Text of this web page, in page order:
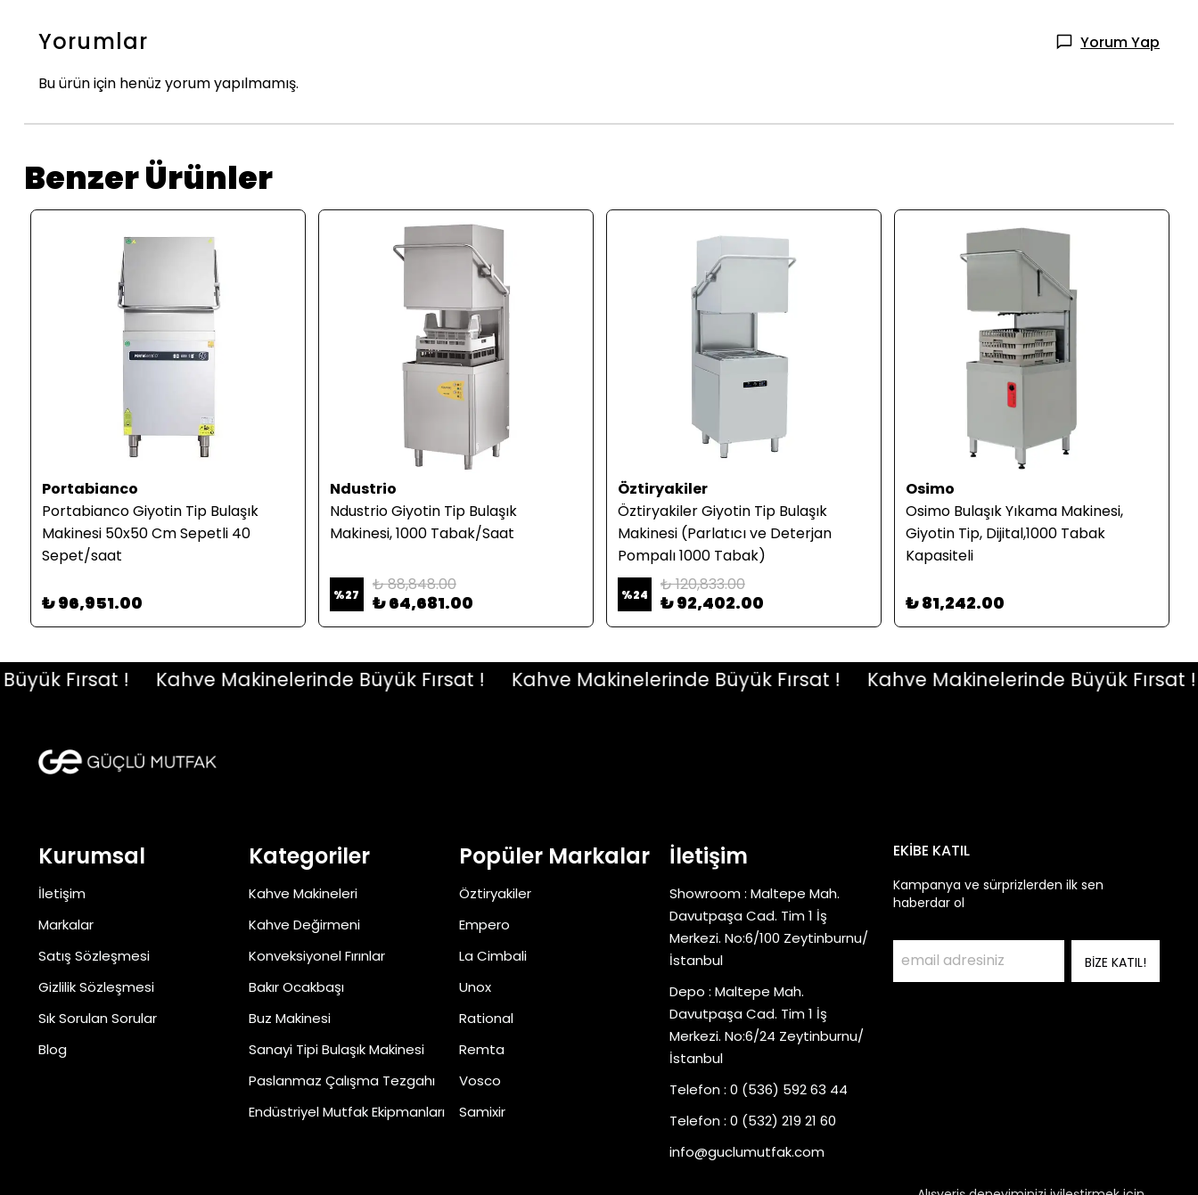
Yorumlar Yorum Yap
Bu ürün için henüz yorum yapılmamış.
Benzer Ürünler
Portabianco
Portabianco Giyotin Tip Bulaşık
Makinesi 50x50 Cm Sepetli 40
Sepet/saat
₺ 96,951.00
Ndustrio
Ndustrio Giyotin Tip Bulaşık
Makinesi, 1000 Tabak/Saat
%27 ₺ 88,848.00
₺ 64,681.00
Öztiryakiler
Öztiryakiler Giyotin Tip Bulaşık
Makinesi (Parlatıcı ve Deterjan
Pompalı 1000 Tabak)
%24 ₺ 120,833.00
₺ 92,402.00
Osimo
Osimo Bulaşık Yıkama Makinesi,
Giyotin Tip, Dijital,1000 Tabak
Kapasiteli
₺ 81,242.00
Fırsat ! Kahve Makinelerinde Büyük Fırsat ! Kahve Makinelerinde Büyük Fırsat ! Kahve Makinelerinde Büyük Fırsat !
Kurumsal
İletişim
Markalar
Satış Sözleşmesi
Gizlilik Sözleşmesi
Sık Sorulan Sorular
Blog
Kategoriler
Kahve Makineleri
Kahve Değirmeni
Konveksiyonel Fırınlar
Bakır Ocakbaşı
Buz Makinesi
Sanayi Tipi Bulaşık Makinesi
Paslanmaz Çalışma Tezgahı
Endüstriyel Mutfak Ekipmanları
Popüler Markalar
Öztiryakiler
Empero
La Cimbali
Unox
Rational
Remta
Vosco
Samixir
İletişim
Showroom : Maltepe Mah.
Davutpaşa Cad. Tim 1 İş
Merkezi. No:6/100 Zeytinburnu/
İstanbul
Depo : Maltepe Mah.
Davutpaşa Cad. Tim 1 İş
Merkezi. No:6/24 Zeytinburnu/
İstanbul
Telefon : 0 (536) 592 63 44
Telefon : 0 (532) 219 21 60
info@guclumutfak.com
EKİBE KATIL
Kampanya ve sürprizlerden ilk sen
haberdar ol
BİZE KATIL!